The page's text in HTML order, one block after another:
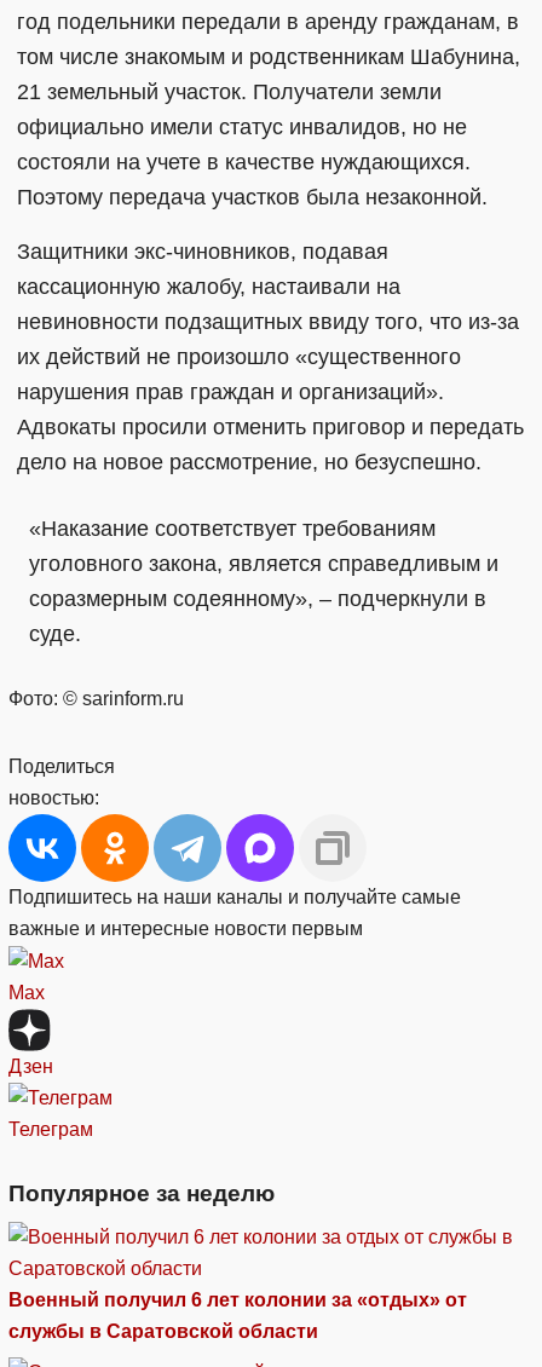
год подельники передали в аренду гражданам, в
том числе знакомым и родственникам Шабунина,
21 земельный участок. Получатели земли
официально имели статус инвалидов, но не
состояли на учете в качестве нуждающихся.
Поэтому передача участков была незаконной.
Защитники экс-чиновников, подавая
кассационную жалобу, настаивали на
невиновности подзащитных ввиду того, что из-за
их действий не произошло «существенного
нарушения прав граждан и организаций».
Адвокаты просили отменить приговор и передать
дело на новое рассмотрение, но безуспешно.
«Наказание соответствует требованиям
уголовного закона, является справедливым и
соразмерным содеянному», – подчеркнули в
суде.
Фото: © sarinform.ru
Поделиться
новостью:
Подпишитесь на наши каналы и получайте самые
важные и интересные новости первым
Max
Дзен
Телеграм
Популярное за неделю
Военный получил 6 лет колонии за «отдых» от
службы в Саратовской области